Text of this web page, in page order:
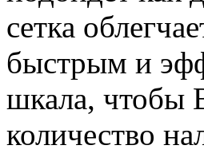
сетка
быстрым и
шкала, чтобы
количество